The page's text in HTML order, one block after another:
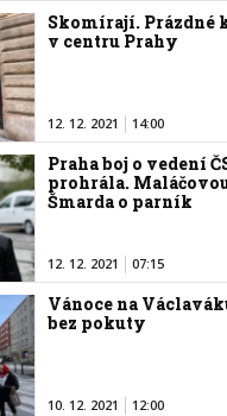
Skomírají. Prázdné
v centru Prahy
12. 12. 2021 14:00
Praha boj o vedení
prohrála.
Šmarda o parník
12. 12. 2021 07:15
Vánoce na
bez pokuty
10. 12. 2021 12:00